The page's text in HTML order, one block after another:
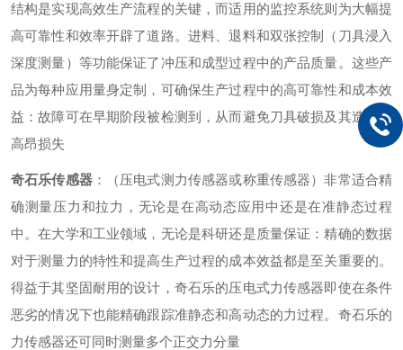
结构是实现高效生产流程的关键，而适用的监控系统则为大幅提
高可靠性和效率开辟了道路。进料、退料和双张控制（刀具浸入
深度测量）等功能保证了冲压和成型过程中的产品质量。这些产
品为每种应用量身定制，可确保生产过程中的高可靠性和成本效
益：故障可在早期阶段被检测到，从而避免刀具破损及其造成的
高昂损失
奇石乐传感器：（压电式测力传感器或称重传感器）非常适合精
确测量压力和拉力，无论是在高动态应用中还是在准静态过程
中。在大学和工业领域，无论是科研还是质量保证：精确的数据
对于测量力的特性和提高生产过程的成本效益都是至关重要的。
得益于其坚固耐用的设计，奇石乐的压电式力传感器即使在条件
恶劣的情况下也能精确跟踪准静态和高动态的力过程。奇石乐的
力传感器还可同时测量多个正交力分量